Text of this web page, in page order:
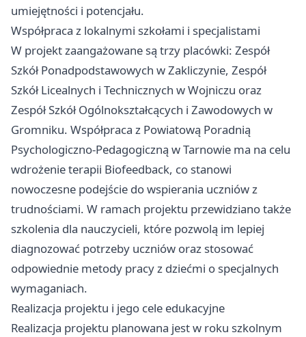
umiejętności i potencjału.
Współpraca z lokalnymi szkołami i specjalistami
W projekt zaangażowane są trzy placówki: Zespół
Szkół Ponadpodstawowych w Zakliczynie, Zespół
Szkół Licealnych i Technicznych w Wojniczu oraz
Zespół Szkół Ogólnokształcących i Zawodowych w
Gromniku. Współpraca z Powiatową Poradnią
Psychologiczno-Pedagogiczną w Tarnowie ma na celu
wdrożenie terapii Biofeedback, co stanowi
nowoczesne podejście do wspierania uczniów z
trudnościami. W ramach projektu przewidziano także
szkolenia dla nauczycieli, które pozwolą im lepiej
diagnozować potrzeby uczniów oraz stosować
odpowiednie metody pracy z dziećmi o specjalnych
wymaganiach.
Realizacja projektu i jego cele edukacyjne
Realizacja projektu planowana jest w roku szkolnym